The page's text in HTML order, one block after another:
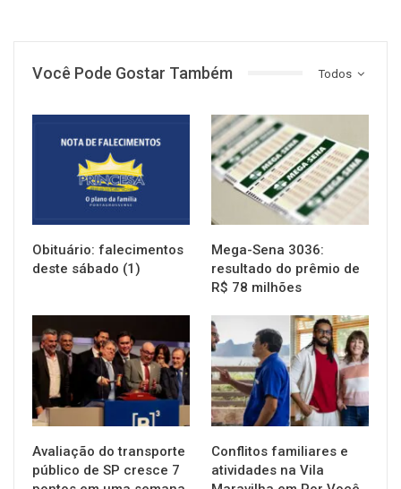
Todos
Você Pode Gostar Também
Obituário: falecimentos
deste sábado (1)
NOTÍCIAS
Mega-Sena 3036:
resultado do prêmio de
R$ 78 milhões
NOTÍCIAS
Avaliação do transporte
público de SP cresce 7
NOTÍCIAS
Conflitos familiares e
atividades na Vila